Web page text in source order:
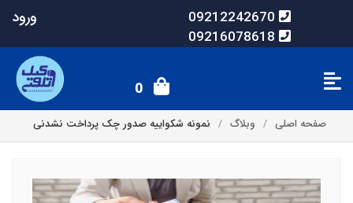
09212242670
09216078618
ورود
0
صفحه اصلی وبلاگ نمونه شکواییه صدور چک پرداخت نشدنی